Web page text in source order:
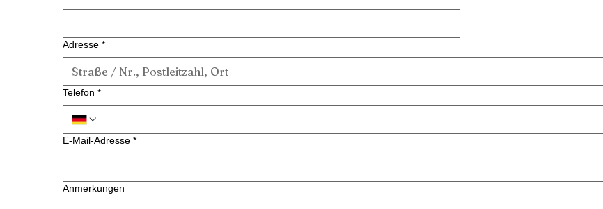
Adresse *
Telefon *
E-Mail-Adresse *
Anmerkungen